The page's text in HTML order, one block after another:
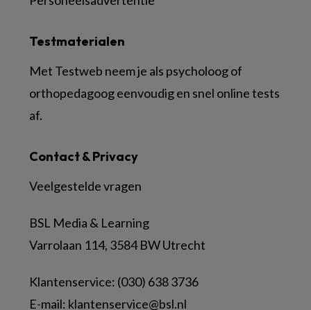
Contact & Privacy
Veelgestelde vragen
BSL Media & Learning
Varrolaan 114, 3584 BW Utrecht
Klantenservice: (030) 638 3736
E-mail: klantenservice@bsl.nl
Testmaterialen
Met Testweb neem je als psycholoog of
orthopedagoog eenvoudig en snel online tests
af.